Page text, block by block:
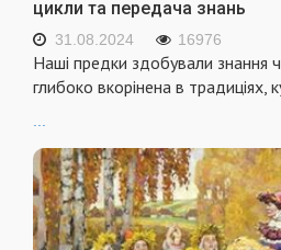
цикли та передача знань
31.08.2024 16976
Наші предки здобували знання
глибоко вкорінена в традиціях,